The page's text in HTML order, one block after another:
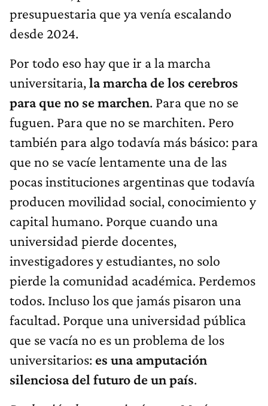
presupuestaria que ya venía escalando
desde 2024.
Por todo eso hay que ir a la marcha
universitaria,la marcha de los cerebros
para que no se marchen. Para que no se
fuguen. Para que no se marchiten. Pero
también para algo todavía más básico: para
que no se vacíe lentamente una de las
pocas instituciones argentinas que todavía
producen movilidad social, conocimiento y
capital humano. Porque cuando una
universidad pierde docentes,
investigadores y estudiantes, no solo
pierde la comunidad académica. Perdemos
todos. Incluso los que jamás pisaron una
facultad. Porque una universidad pública
que se vacía no es un problema de los
universitarios: es una amputación
silenciosa del futuro de un país.